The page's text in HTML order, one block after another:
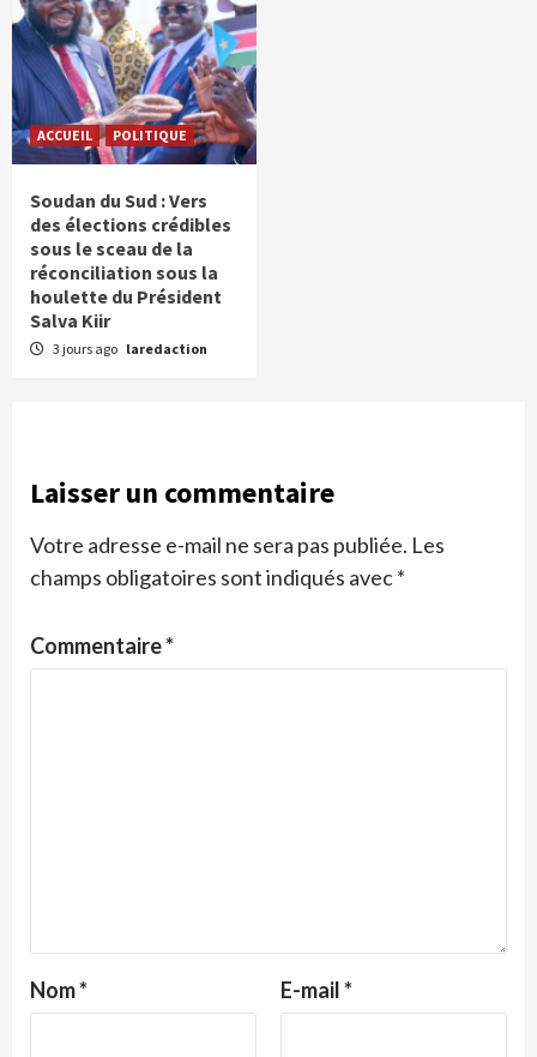
ACCUEIL POLITIQUE
Soudan du Sud : Vers
des élections crédibles
sous le sceau de la
réconciliation sous la
houlette du Président
Salva Kiir
3 jours ago laredaction
Laisser un commentaire
Votre adresse e-mail ne sera pas publiée. Les
champs obligatoires sont indiqués avec*
Commentaire*
Nom* E-mail*